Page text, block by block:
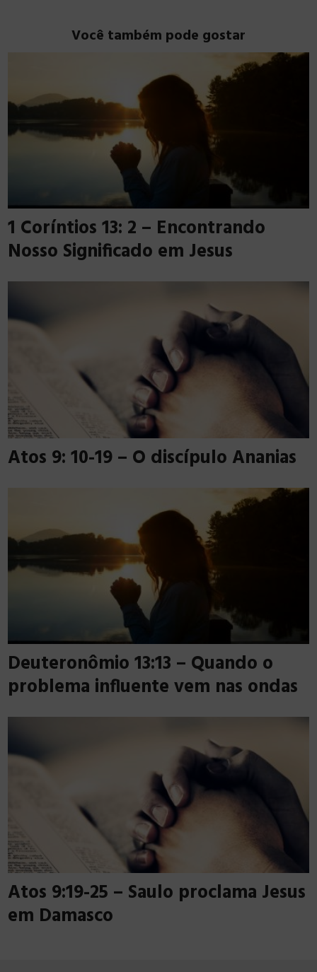
Você também pode gostar
1 Coríntios 13: 2 – Encontrando
Nosso Significado em Jesus
Atos 9: 10-19 – O discípulo Ananias
Deuteronômio 13:13 – Quando o
problema influente vem nas ondas
Atos 9:19-25 – Saulo proclama Jesus
em Damasco